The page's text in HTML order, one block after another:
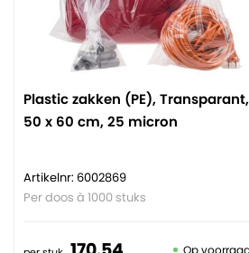
Plastic zakken (PE), Transparant,
50 x 60 cm, 25 micron
Artikelnr: 6002869
Per doos à 1000 stuks
Op